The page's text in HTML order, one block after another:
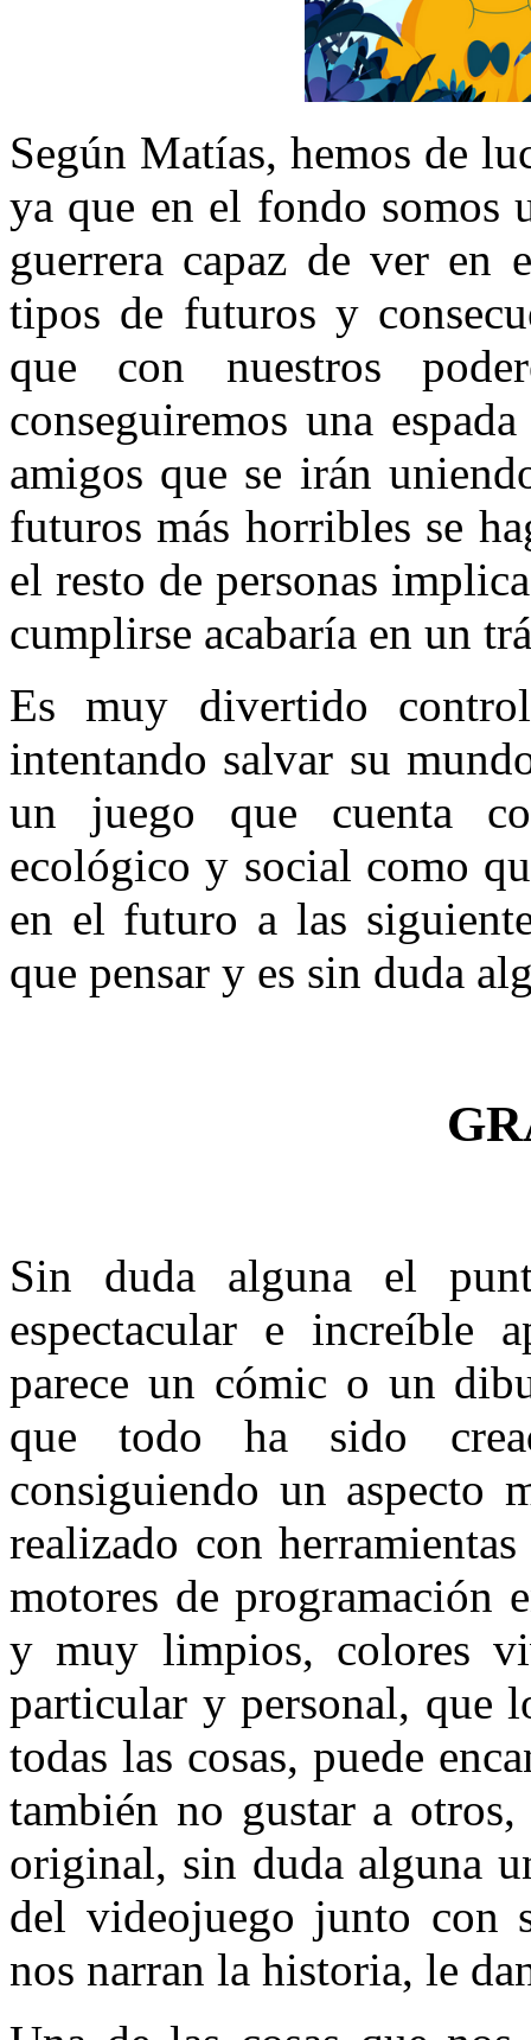
Según Matías, hemos de
ya que en el fondo somos
guerrera capaz de ver en
tipos de futuros y
que con nuestros
conseguiremos una
amigos que se irán
futuros más horribles se
el resto de personas
cumplirse acabaría en un
Es muy divertido
intentando salvar su
un juego que cuenta
ecológico y social como
en el futuro a las
que pensar y es sin duda
Sin duda alguna el
espectacular e increíble
parece un cómic o un
que todo ha sido
consiguiendo un aspecto
realizado con
motores de programación
y muy limpios, colores
particular y personal, que
todas las cosas, puede
también no gustar a
original, sin duda alguna
del videojuego junto con
nos narran la historia, le